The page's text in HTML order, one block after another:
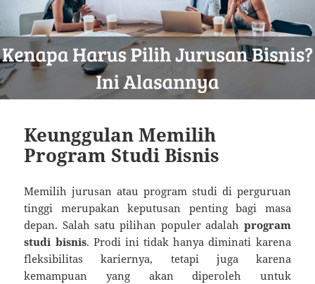
Keunggulan Memilih
Program Studi Bisnis
Memilih jurusan atau program studi di perguruan
tinggi merupakan keputusan penting bagi masa
depan. Salah satu pilihan populer adalah program
studi bisnis. Prodi ini tidak hanya diminati karena
fleksibilitas kariernya, tetapi juga karena
kemampuan yang akan diperoleh untuk